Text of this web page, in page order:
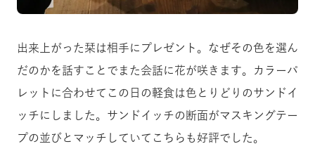
出来上がった栞は相手にプレゼント。なぜその色を選ん
だのかを話すことでまた会話に花が咲きます。カラーパ
レットに合わせてこの日の軽食は色とりどりのサンドイ
ッチにしました。サンドイッチの断面がマスキングテー
プの並びとマッチしていてこちらも好評でした。